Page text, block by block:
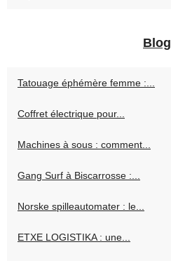
Blog
Tatouage éphémère femme :...
Coffret électrique pour...
Machines à sous : comment...
Gang Surf à Biscarrosse :...
Norske spilleautomater : le...
ETXE LOGISTIKA : une...